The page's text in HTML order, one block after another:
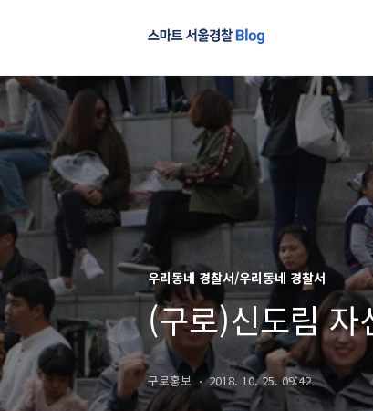
우리동네 경찰서/우리동네 경찰서
(구로)신도림 자
구로홍보 2018. 10. 25. 09:42